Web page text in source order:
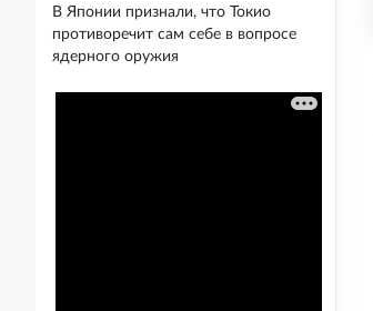
В Японии признали, что Токио
противоречит сам себе в вопросе
ядерного оружия